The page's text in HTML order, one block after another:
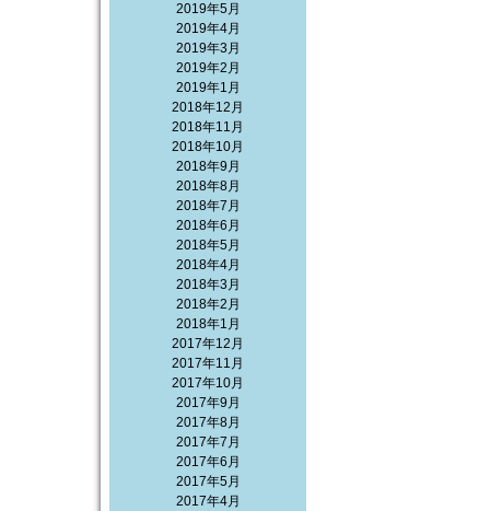
2019年5月
2019年4月
2019年3月
2019年2月
2019年1月
2018年12月
2018年11月
2018年10月
2018年9月
2018年8月
2018年7月
2018年6月
2018年5月
2018年4月
2018年3月
2018年2月
2018年1月
2017年12月
2017年11月
2017年10月
2017年9月
2017年8月
2017年7月
2017年6月
2017年5月
2017年4月